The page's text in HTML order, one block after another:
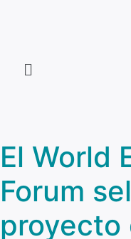
El World
Forum
proyecto